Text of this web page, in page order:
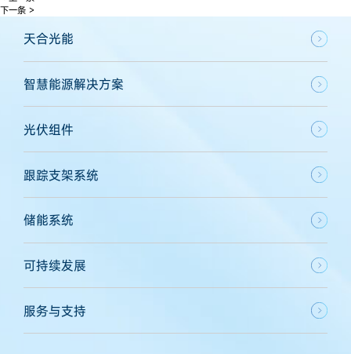
下一条 >
天合光能
智慧能源解决方案
光伏组件
跟踪支架系统
储能系统
可持续发展
服务与支持